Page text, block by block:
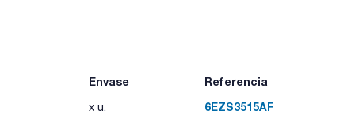
Envase Referencia
x u. 6EZS3515AF